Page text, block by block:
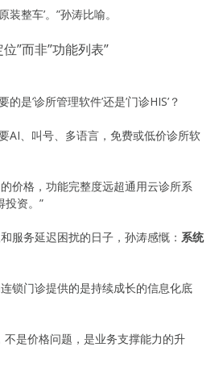
装整车’。”孙涛比喻。
”而非”功能列表”
是’诊所管理软件’还是’门诊HIS’？
AI、叫号、多语言，免费或低价诊所软
价格，功能完整度远超通用云诊所系
投资。”
服务延迟困扰的日子，孙涛感慨： 系统
锁门诊提供的是持续成长的信息化底
不是价格问题，是业务支撑能力的升